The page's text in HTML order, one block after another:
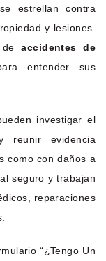
estrellan contra
y lesiones.
deaccidentes de
entender sus
investigar el
reunir evidencia
como con daños a
seguro y trabajan
reparaciones
“¿Tengo Un